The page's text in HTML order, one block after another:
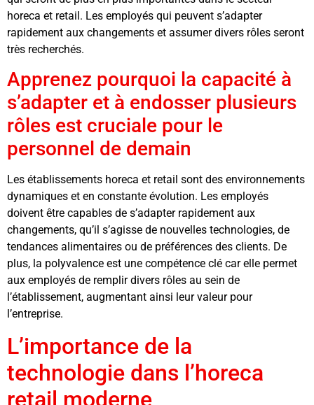
horeca et retail. Les employés qui peuvent s’adapter
rapidement aux changements et assumer divers rôles seront
très recherchés.
Apprenez pourquoi la capacité à
s’adapter et à endosser plusieurs
rôles est cruciale pour le
personnel de demain
Les établissements horeca et retail sont des environnements
dynamiques et en constante évolution. Les employés
doivent être capables de s’adapter rapidement aux
changements, qu’il s’agisse de nouvelles technologies, de
tendances alimentaires ou de préférences des clients. De
plus, la polyvalence est une compétence clé car elle permet
aux employés de remplir divers rôles au sein de
l’établissement, augmentant ainsi leur valeur pour
l’entreprise.
L’importance de la
technologie dans l’horeca
retail moderne